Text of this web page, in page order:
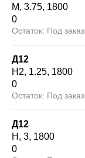
М 3.75 1800
0
Под заказ
Д12
Н2 1.25 1800
0
Под заказ
Д12
Н
3 1800
0